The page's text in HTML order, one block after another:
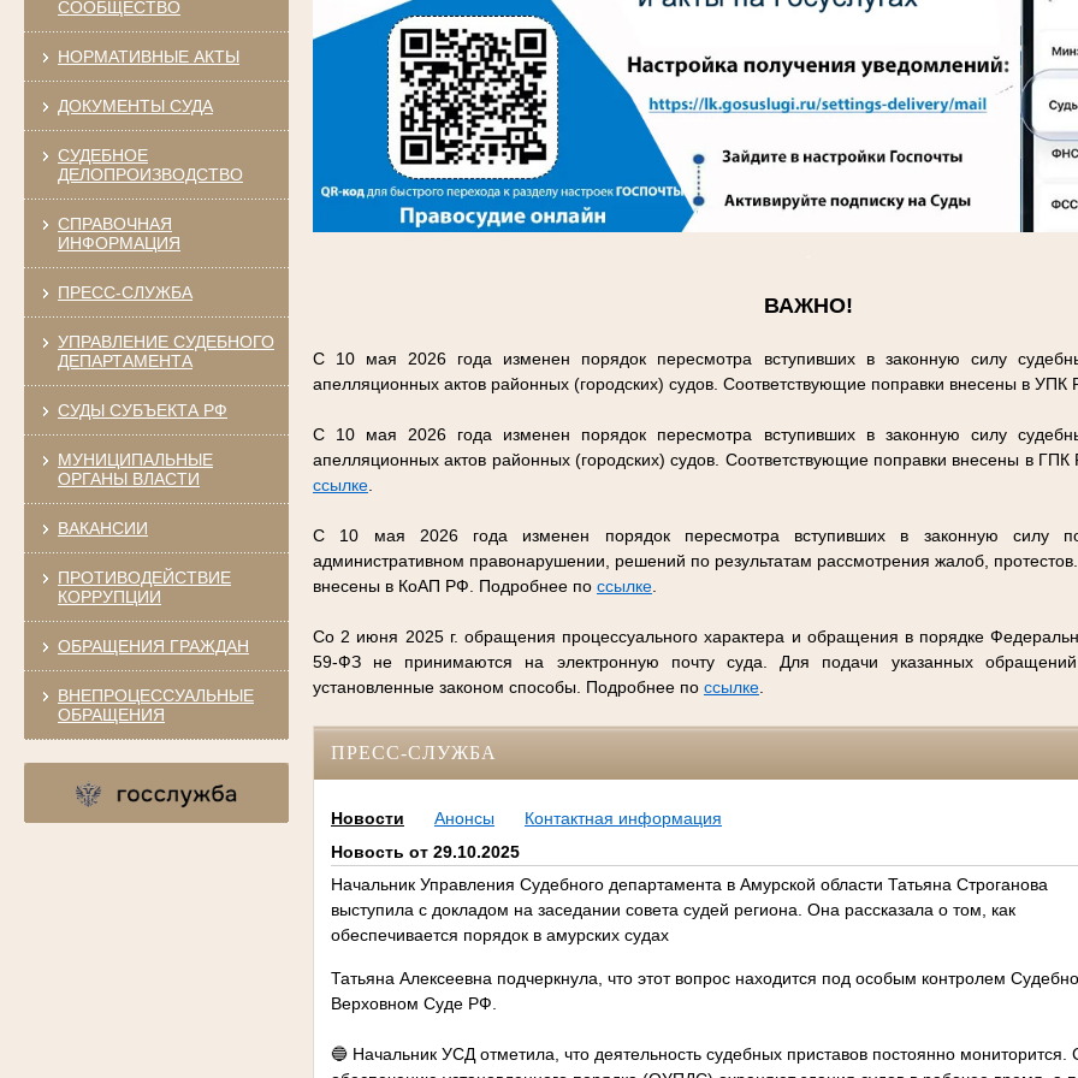
СООБЩЕСТВО
НОРМАТИВНЫЕ АКТЫ
ДОКУМЕНТЫ СУДА
СУДЕБНОЕ
ДЕЛОПРОИЗВОДСТВО
СПРАВОЧНАЯ
ИНФОРМАЦИЯ
ПРЕСС-СЛУЖБА
УПРАВЛЕНИЕ СУДЕБНОГО
ДЕПАРТАМЕНТА
СУДЫ СУБЪЕКТА РФ
МУНИЦИПАЛЬНЫЕ
ОРГАНЫ ВЛАСТИ
ВАКАНСИИ
ПРОТИВОДЕЙСТВИЕ
КОРРУПЦИИ
ОБРАЩЕНИЯ ГРАЖДАН
ВНЕПРОЦЕССУАЛЬНЫЕ
ОБРАЩЕНИЯ
ВАЖНО!
С 10 мая 2026 года изменен порядок пересмотра вступивших в законную силу
апелляционных актов районных (городских) судов. Соответствующие поправки внесены в
С 10 мая 2026 года изменен порядок пересмотра вступивших в законную силу
апелляционных актов районных (городских) судов. Соответствующие поправки внесены в
ссылке.
С 10 мая 2026 года изменен порядок пересмотра вступивших в законную силу
административном правонарушении, решений по результатам рассмотрения жалоб,
внесены в КоАП РФ. Подробнее по ссылке.
Со 2 июня 2025 г. обращения процессуального характера и обращения в порядке
59-ФЗ не принимаются на электронную почту суда. Для подачи указанных обращений
установленные законом способы. Подробнее по ссылке.
ПРЕСС-СЛУЖБА
Новости Анонсы
Контактная информация
Новость от 29.10.2025
Начальник Управления Судебного департамента в Амурской области Татьяна Строганова
выступила с докладом на заседании совета судей региона. Она рассказала о том, как
обеспечивается порядок в амурских судах
Татьяна Алексеевна подчеркнула, что этот вопрос находится под особым контролем
Верховном Суде РФ.
🔵 Начальник УСД отметила, что деятельность судебных приставов постоянно